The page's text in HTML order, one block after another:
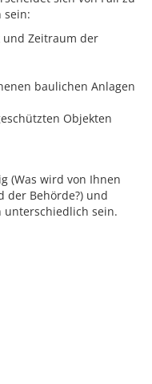
sein:
und Zeitraum der
baulichen Anlagen
Objekten
(Was wird von Ihnen
der Behörde?) und
unterschiedlich sein.